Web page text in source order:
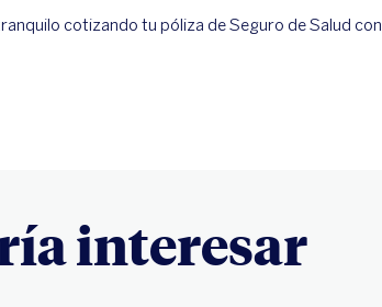
cotizando tu póliza de Seguro de Salud con
interesar